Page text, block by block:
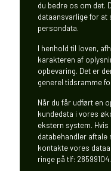
du bedre os om det.
dataansvarlige for
persondata.
I henhold til loven,
karakteren af
opbevaring. Det er
generel tidsramme
Når du får udført en
kundedata i vores
ekstern system.
databehandler aftale
kontakte vores
ringe på tlf: 28599104.